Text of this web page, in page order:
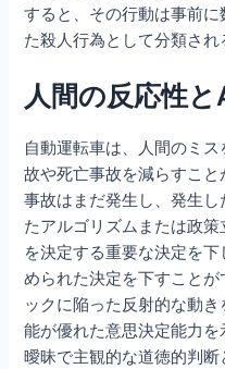
すると、その行動は事前
た殺人行為として分類され
人間の反応性
自動運転車は、人間のミ
故や死亡事故を減らすこと
事故はまだ発生し、発生
たアルゴリズムまたは政
を決定する重要な決定を
められた決定を下すこと
ックに陥った反射的な動
能が優れた意思決定能力
曖昧で主観的な道徳的判断